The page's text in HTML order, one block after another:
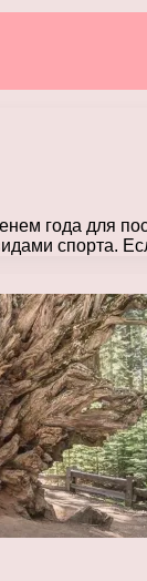
года для
спорта.